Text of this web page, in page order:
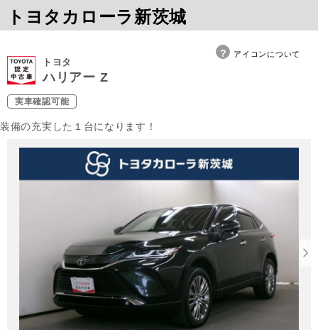
トヨタカローラ新茨城
アイコンについて
トヨタ
ハリアー Z
実車確認可能
装備の充実した１台になります！